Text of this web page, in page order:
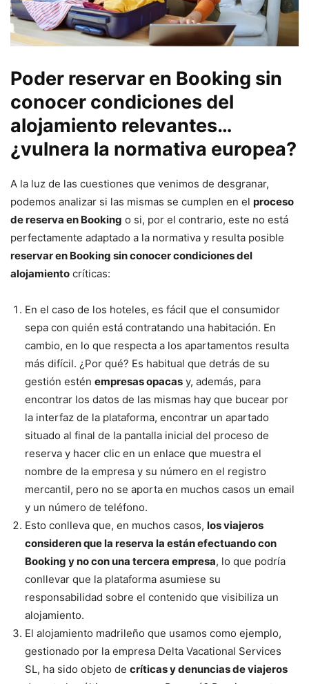
Poder reservar en Booking sin
conocer condiciones del
alojamiento relevantes…
¿vulnera la normativa europea?
A la luz de las cuestiones que venimos de desgranar,
podemos analizar si las mismas se cumplen en el proceso
de reserva en Booking o si, por el contrario, este no está
perfectamente adaptado a la normativa y resulta posible
reservar en Booking sin conocer condiciones del
alojamiento críticas:
En el caso de los hoteles, es fácil que el consumidor
sepa con quién está contratando una habitación. En
cambio, en lo que respecta a los apartamentos resulta
más difícil. ¿Por qué? Es habitual que detrás de su
gestión estén empresas opacas y, además, para
encontrar los datos de las mismas hay que bucear por
la interfaz de la plataforma, encontrar un apartado
situado al final de la pantalla inicial del proceso de
reserva y hacer clic en un enlace que muestra el
nombre de la empresa y su número en el registro
mercantil, pero no se aporta en muchos casos un email
y un número de teléfono.
Esto conlleva que, en muchos casos, los viajeros
consideren que la reserva la están efectuando con
Booking y no con una tercera empresa, lo que podría
conllevar que la plataforma asumiese su
responsabilidad sobre el contenido que visibiliza un
alojamiento.
El alojamiento madrileño que usamos como ejemplo,
gestionado por la empresa Delta Vacational Services
SL, ha sido objeto de críticas y denuncias de viajeros